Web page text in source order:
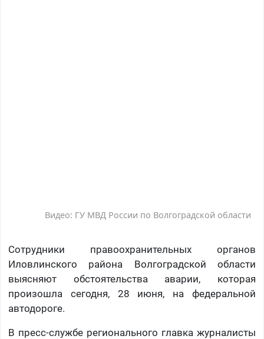
Видео: ГУ МВД России по Волгоградской области
Сотрудники правоохранительных органов
Иловлинского района Волгоградской области
выясняют обстоятельства аварии, которая
произошла сегодня, 28 июня, на федеральной
автодороге.
В пресс-службе регионального главка журналисты